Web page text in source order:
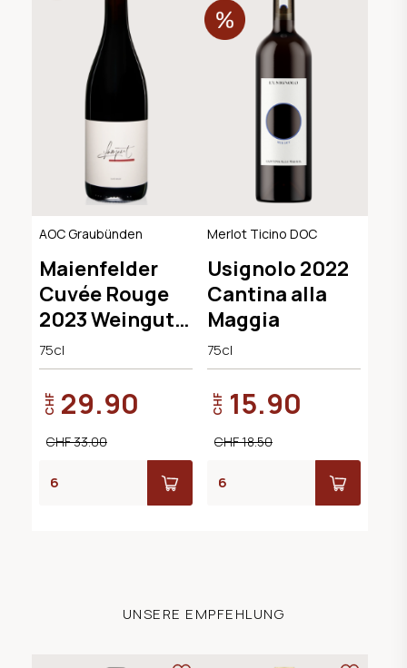
AOC Graubünden
Maienfelder
Cuvée Rouge
2023 Weingut
Lampert
75cl
CHF 29.90
CHF 33.00
Merlot Ticino DOC
Usignolo 2022
Cantina alla
Maggia
75cl
CHF 15.90
CHF 18.50
UNSERE EMPFEHLUNG